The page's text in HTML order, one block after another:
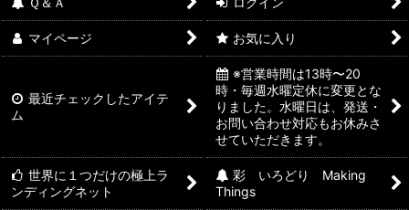
マイページ お気に入り
最近チェックしたアイテ
ム
※営業時間は13時〜20
時・毎週水曜定休に変更とな
りました。水曜日は、発送・
お問い合わせ対応もお休みさ
せていただきます。
世界に１つだけの極上ラ
ンディングネット
彩 いろどり Making
Things